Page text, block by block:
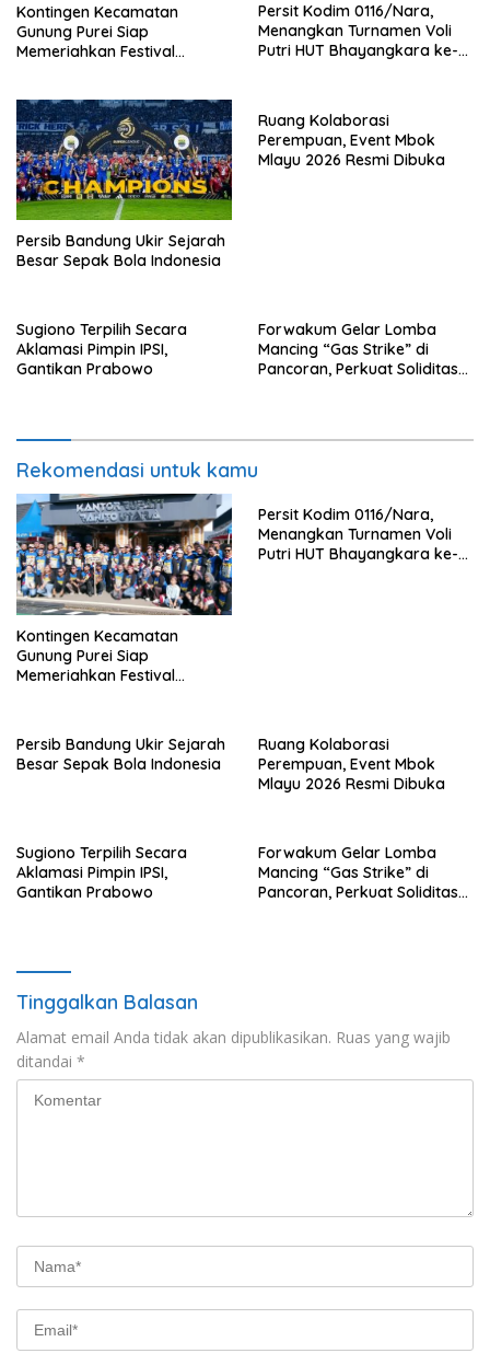
Kontingen Kecamatan
Gunung Purei Siap
Memeriahkan Festival
Persit Kodim 0116/Nara,
Menangkan Turnamen Voli
Putri HUT Bhayangkara ke-
Persib Bandung Ukir Sejarah
Besar Sepak Bola Indonesia
Ruang Kolaborasi
Perempuan, Event Mbok
Mlayu 2026 Resmi Dibuka
Sugiono Terpilih Secara
Aklamasi Pimpin IPSI,
Gantikan Prabowo
Forwakum Gelar Lomba
Mancing “Gas Strike” di
Pancoran, Perkuat Soliditas
Rekomendasi untuk kamu
Kontingen Kecamatan
Gunung Purei Siap
Memeriahkan Festival
Persit Kodim 0116/Nara,
Menangkan Turnamen Voli
Putri HUT Bhayangkara ke-
Persib Bandung Ukir Sejarah
Besar Sepak Bola Indonesia
Ruang Kolaborasi
Perempuan, Event Mbok
Mlayu 2026 Resmi Dibuka
Sugiono Terpilih Secara
Aklamasi Pimpin IPSI,
Gantikan Prabowo
Forwakum Gelar Lomba
Mancing “Gas Strike” di
Pancoran, Perkuat Soliditas
Tinggalkan Balasan
Alamat email Anda tidak akan dipublikasikan. Ruas yang wajib
ditandai *